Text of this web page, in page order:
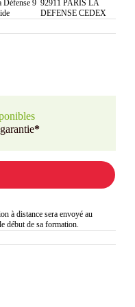
Défense 9 92911 PARIS LA
DEFENSE CEDEX
*
à distance sera envoyé au
début de sa formation.